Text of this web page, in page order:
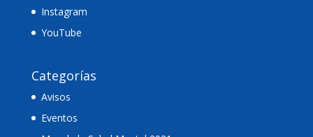
Instagram
YouTube
Categorías
Avisos
Eventos